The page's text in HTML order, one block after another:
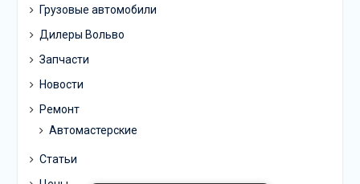
Грузовые автомобили
Дилеры Вольво
Запчасти
Новости
Ремонт
Автомастерские
Статьи